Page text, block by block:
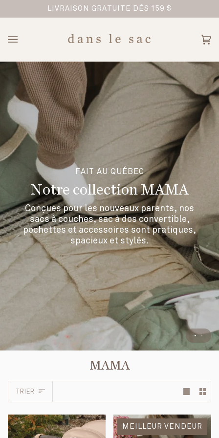
LOCAL, PRATIQUE ET INTEMPOREL ✨
FAIT AU QUÉBEC
Notre collection MAMA
Conçues pour les nouveaux parents, nos
sacs à couches, sac à dos convertible,
pochettes et accessoires sont pratiques,
spacieux et stylés.
MAMA
Trier
TRIER
MEILLEUR VENDEUR